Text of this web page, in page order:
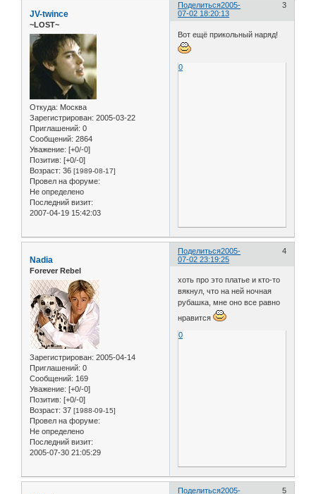
Поделиться 3
2005-
07-02 18:20:13
JV-twince
~LOST~
Откуда: Москва
Зарегистрирован: 2005-03-22
Приглашений: 0
Сообщений: 2864
Уважение: [+0/-0]
Позитив: [+0/-0]
Возраст: 36 [1989-08-17]
Провел на форуме:
Не определено
Последний визит:
2007-04-19 15:42:03
Вот ещё прикольный наряд!
0
Поделиться 4
2005-
07-02 23:19:25
Nadia
Forever Rebel
Зарегистрирован: 2005-04-14
Приглашений: 0
Сообщений: 169
Уважение: [+0/-0]
Позитив: [+0/-0]
Возраст: 37 [1988-09-15]
Провел на форуме:
Не определено
Последний визит:
2005-07-30 21:05:29
хоть про это платье и кто-то
вякнул, что на ней ночная
рубашка, мне оно все равно
нравится
0
Поделиться 5
2005-